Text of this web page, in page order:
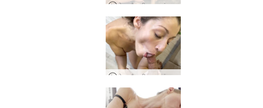
जेड और सीन का जंगली जंगल सेक्स
जेड और सीन का अंतरंग थाई रिज़ॉर्ट रोमांस